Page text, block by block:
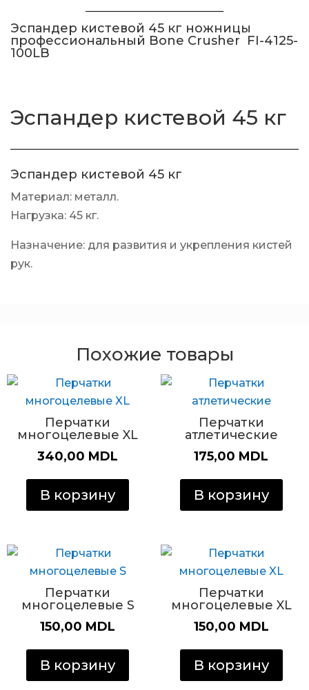
Эспандер кистевой 45 кг ножницы
профессиональный Bone Crusher FI-4125-
100LB
Эспандер кистевой 45 кг
Эспандер кистевой 45 кг
Материал: металл.
Нагрузка: 45 кг.
Назначение: для развития и укрепления кистей
рук.
Похожие товары
Перчатки
многоцелевые XL
340,00 MDL
В корзину
Перчатки
атлетические
175,00 MDL
В корзину
Перчатки
многоцелевые S
150,00 MDL
В корзину
Перчатки
многоцелевые XL
150,00 MDL
В корзину